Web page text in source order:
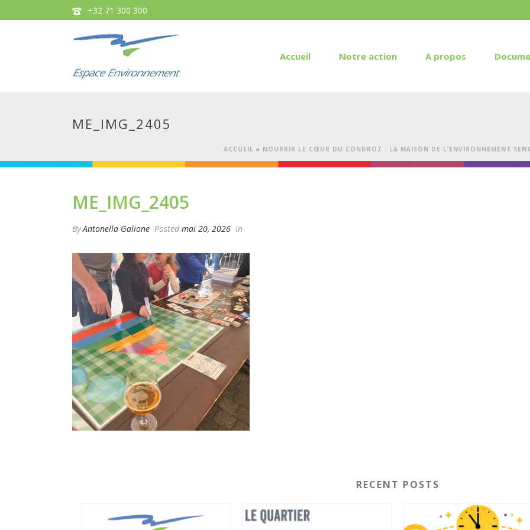
+32 71 300 300
Accueil Notre action A propos
ME_IMG_2405
ACCUEIL » NOURRIR LE CŒUR DU CONDROZ : LA MAISON DE L’ENVIRONNEMENT
ME_IMG_2405
ByAntonella Galione Posted mai 20, 2026 In
RECENT POSTS